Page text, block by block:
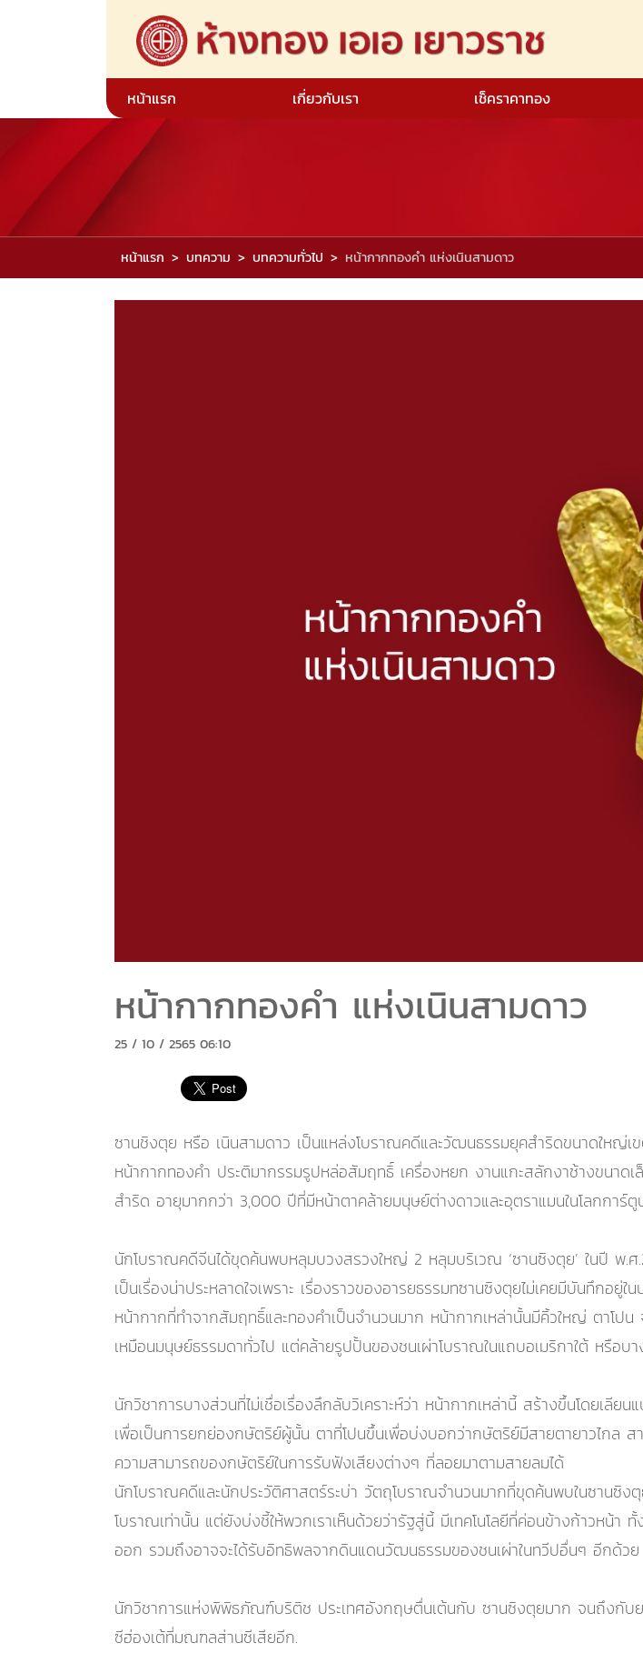
หน้าแรก เกี่ยวกับเรา เช็คราคาทอง
หน้าแรก บทความ บทความทั่วไป หน้ากากทองคำ แห่งเนินสามดาว
หน้ากากทองคำ แห่งเนินสามดาว
25 / 10 / 2565 06:10
ซานชิงตุย หรือ เนินสามดาว เป็นแหล่งโบราณคดีและวัฒนธรรมยุคสำริดขนาดใหญ่
หน้ากากทองคำ ประติมากรรมรูปหล่อสัมฤทธิ์ เครื่องหยก งานแกะสลักงาช้างขนาด
สำริด อายุมากกว่า 3,000 ปีที่มีหน้าตาคล้ายมนุษย์ต่างดาวและอุตราแมนในโลกการ์ตู
นักโบราณคดีจีนได้ขุดค้นพบหลุมบวงสรวงใหญ่ 2 หลุมบริเวณ ‘ซานซิงตุย’ ในปี พ.
เป็นเรื่องน่าประหลาดใจเพราะ เรื่องราวของอารยธรรมทซานซิงตุยไม่เคยมีบันทึกอ
หน้ากากที่ทำจากสัมฤทธิ์และทองคำเป็นจำนวนมาก หน้ากากเหล่านั้นมีคิ้วใหญ่ ตาโป
เหมือนมนุษย์ธรรมดาทั่วไป แต่คล้ายรูปปั้นของชนเผ่าโบราณในแถบอเมริกาใต้ หรือ
นักวิชาการบางส่วนที่ไม่เชื่อเรื่องลึกลับวิเคราะห์ว่า หน้ากากเหล่านี้ สร้างขึ้นโดยเลี
เพื่อเป็นการยกย่องกษัตริย์ผู้นั้น ตาที่โปนขึ้นเพื่อบ่งบอกว่ากษัตริย์มีสายตายาวไกล
ความสามารถของกษัตริย์ในการรับฟังเสียงต่างๆ ที่ลอยมาตามสายลมได้
นักโบราณคดีและนักประวัติศาสตร์ระบ่า วัตถุโบราณจำนวนมากที่ขุดค้นพบในซาน
โบราณเท่านั้น แต่ยังบ่งชี้ให้พวกเราเห็นด้วยว่ารัฐสู่นี้ มีเทคโนโลยีที่ค่อนข้างก้าวหน้า
ออก รวมถึงอาจจะได้รับอิทธิพลจากดินแดนวัฒนธรรมของชนเผ่าในทวีปอื่นๆ อีกด้วย
นักวิชาการแห่งพิพิธภัณฑ์บริติช ประเทศอังกฤษตื่นเต้นกับ ซานซิงตุยมาก จนถึงกับ
ซีฮ่องเต้ที่มณฑลส่านซีเสียอีก.